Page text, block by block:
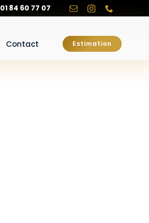
01 84 60 77 07
Contact Estimation